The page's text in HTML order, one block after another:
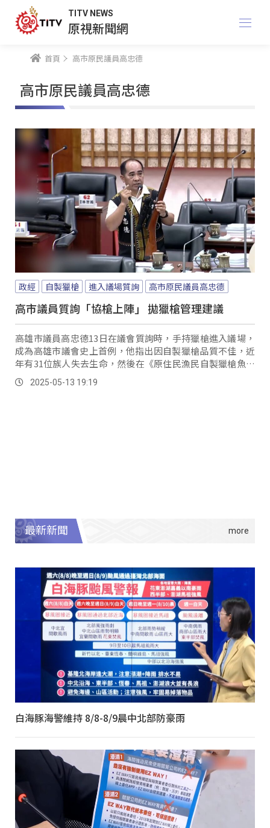
TITV NEWS
原視新聞網
首頁 高市原民議員高忠德
高市原民議員高忠德
政經 自製獵槍 進入議場質詢 高市原民議員高忠德
高市議員質詢「協槍上陣」 拋獵槍管理建議
高雄市議員高忠德13日在議會質詢時，手持獵槍進入議場，
成為高雄市議會史上首例，他指出因自製獵槍品質不佳，近
年有31位族人失去生命，然後在《原住民漁民自製獵槍魚槍
許可及管理辦法》修訂後，開放原住民購置制式零件組裝自
製獵槍，希望高雄市警察局、原民會在桃源區先行辦理說明
2025-05-13 19:19
最新新聞
白海豚海警維持 8/8-8/9晨中北部防豪雨